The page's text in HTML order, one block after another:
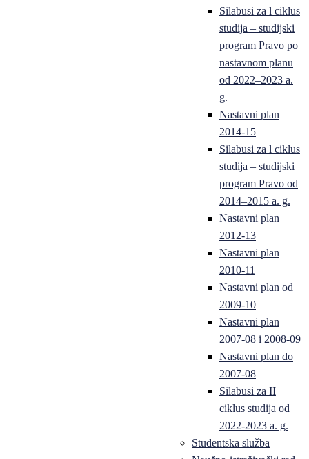
Silabusi za l ciklus
studija – studijski
program Pravo po
nastavnom planu
od 2022–2023 a.
g.
Nastavni plan
2014-15
Silabusi za l ciklus
studija – studijski
program Pravo od
2014–2015 a. g.
Nastavni plan
2012-13
Nastavni plan
2010-11
Nastavni plan od
2009-10
Nastavni plan
2007-08 i 2008-09
Nastavni plan do
2007-08
Silabusi za II
ciklus studija od
2022-2023 a. g.
Studentska služba